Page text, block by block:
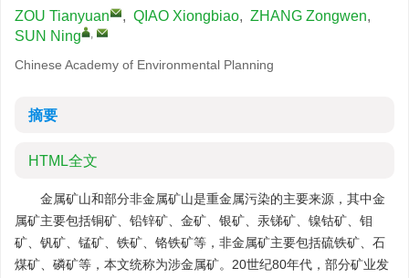
ZOU Tianyuan , QIAO Xiongbiao, ZHANG Zongwen,
SUN Ning
,
Chinese Academy of Environmental Planning
摘要
HTML全文
金属矿山和部分非金属矿山是重金属污染的主要来源，其中金
属矿主要包括铜矿、铅锌矿、金矿、银矿、汞锑矿、镍钴矿、钼
矿、钒矿、锰矿、铁矿、铬铁矿等，非金属矿主要包括硫铁矿、石
煤矿、磷矿等，本文统称为涉金属矿。20世纪80年代，部分矿业发